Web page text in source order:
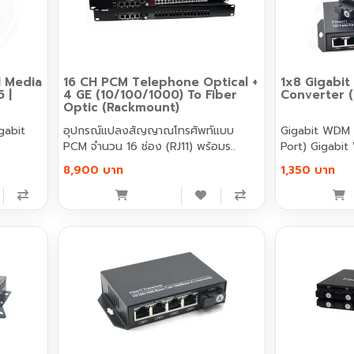
Media 16 CH PCM Telephone Optical +
4 GE (10/100/1000) To Fiber
Optic (Rackmount)
อุปกรณ์แปลงสัญญาณโทรศัพท์แบบ
PCM จำนวน 16 ช่อง (RJ11) พร้อมร..
8,900 บาท
1x8 Gigabit
Converter
Gigabit
Port)
1,350 บาท